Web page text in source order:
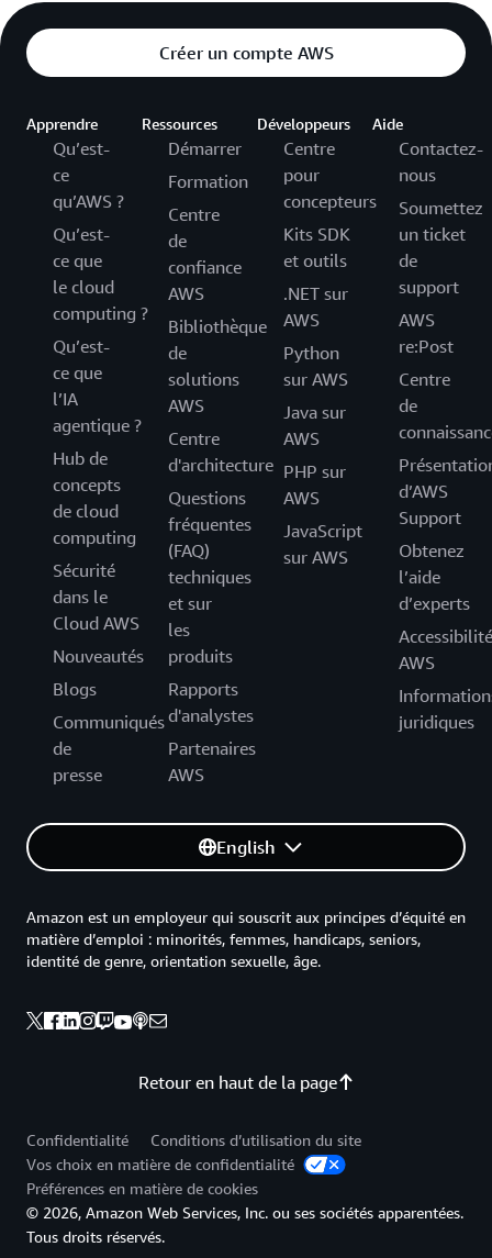
Créer un compte AWS
Apprendre
Qu’est-
ce
qu’AWS ?
Qu’est-
ce que
le cloud
computing ?
Qu’est-
ce que
l’IA
agentique ?
Hub de
concepts
de cloud
computing
Sécurité
dans le
Cloud AWS
Nouveautés
Blogs
Communiqués
de
presse
Ressources
Démarrer
Formation
Centre
de
confiance
AWS
Bibliothèque
de
solutions
AWS
Centre
d'architecture
Questions
fréquentes
(FAQ)
techniques
et sur
les
produits
Rapports
d'analystes
Partenaires
AWS
Développeurs
Centre
pour
concepteurs
Kits SDK
et outils
.NET sur
AWS
Python
sur AWS
Java sur
AWS
PHP sur
AWS
JavaScript
sur AWS
Aide
Contactez-
nous
Soumettez
un ticket
de
support
AWS
re:Post
Centre
de
d’AWS
Support
Obtenez
l’aide
d’experts
Accessibilité
AWS
juridiques
English
Retour en haut de la page
Amazon est un employeur qui souscrit aux principes d’équité en
matière d’emploi : minorités, femmes, handicaps, seniors,
identité de genre, orientation sexuelle, âge.
Confidentialité
Conditions d’utilisation du site
Vos choix en matière de confidentialité
Préférences en matière de cookies
© 2026, Amazon Web Services, Inc. ou ses sociétés apparentées.
Tous droits réservés.